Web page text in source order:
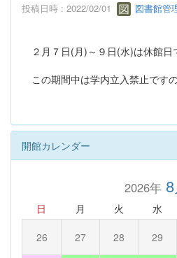
投稿日時 : 2022/02/01 図書館管
２月７日(月)～９日(水)は休館日
この期間中は学内立入禁止です
開館カレンダー
2026年8
日 月 火 水
26 27 28 29